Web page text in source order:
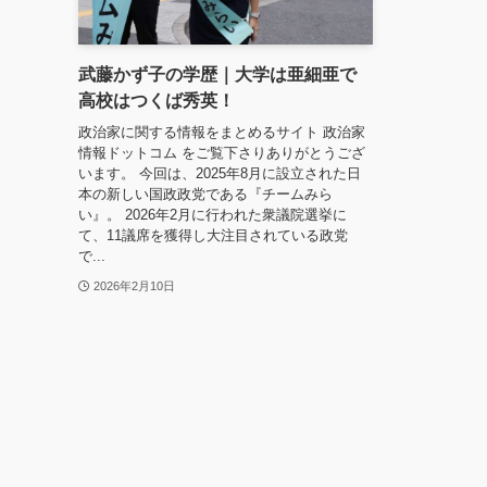
武藤かず子の学歴｜大学は亜細亜で
高校はつくば秀英！
政治家に関する情報をまとめるサイト 政治家
情報ドットコム をご覧下さりありがとうござ
います。 今回は、2025年8月に設立された日
本の新しい国政政党である『チームみら
い』。 2026年2月に行われた衆議院選挙に
て、11議席を獲得し大注目されている政党
で...
2026年2月10日